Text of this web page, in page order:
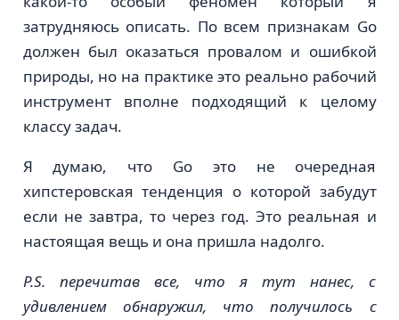
затрудняюсь описать. По всем признакам Go
должен был оказаться провалом и ошибкой
природы, но на практике это реально рабочий
инструмент вполне подходящий к целому
классу задач.
Я думаю, что Go это не очередная
хипстеровская тенденция о которой забудут
если не завтра, то через год. Это реальная и
настоящая вещь и она пришла надолго.
P.S. перечитав все, что я тут нанес, с
удивлением обнаружил, что получилось с